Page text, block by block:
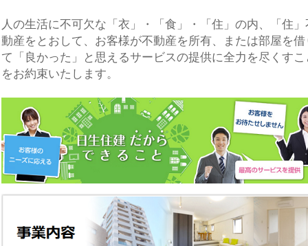
人の生活に不可欠な「衣」・「食」・「住」の内、「住
動産をとおして、お客様が不動産を所有、または部屋を
て「良かった」と思えるサービスの提供に全力を尽くす
をお約束いたします。